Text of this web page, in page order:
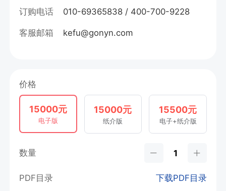
订购电话 010-69365838 / 400-700-9228
客服邮箱 kefu@gonyn.com
价格
15000元
电子版
15000元
纸介版
15500元
电子+纸介版
数量
PDF目录 下载PDF目录